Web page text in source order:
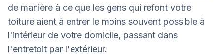
de manière à ce que les gens qui refont votre
toiture aient à entrer le moins souvent possible à
l'intérieur de votre domicile, passant dans
l'entretoit par l'extérieur.